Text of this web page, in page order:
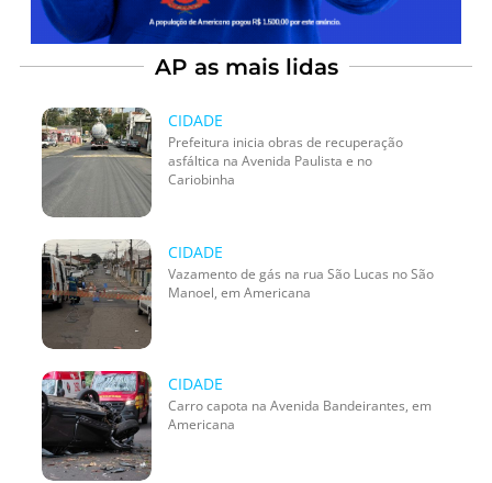
AP as mais lidas
CIDADE
Prefeitura inicia obras de recuperação
asfáltica na Avenida Paulista e no
Cariobinha
CIDADE
Vazamento de gás na rua São Lucas no São
Manoel, em Americana
CIDADE
Carro capota na Avenida Bandeirantes, em
Americana